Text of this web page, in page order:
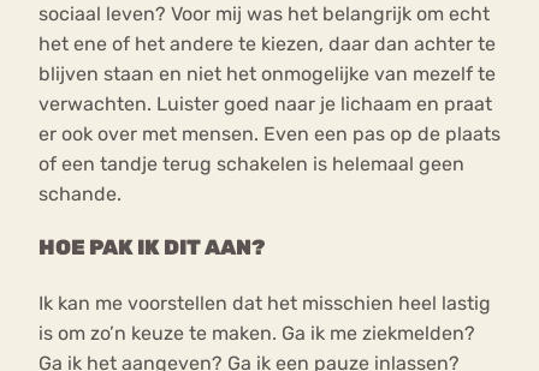
sociaal leven? Voor mij was het belangrijk om echt
het ene of het andere te kiezen, daar dan achter te
blijven staan en niet het onmogelijke van mezelf te
verwachten. Luister goed naar je lichaam en praat
er ook over met mensen. Even een pas op de plaats
of een tandje terug schakelen is helemaal geen
schande.
HOE PAK IK DIT AAN?
Ik kan me voorstellen dat het misschien heel lastig
is om zo’n keuze te maken. Ga ik me ziekmelden?
Ga ik het aangeven? Ga ik een pauze inlassen?